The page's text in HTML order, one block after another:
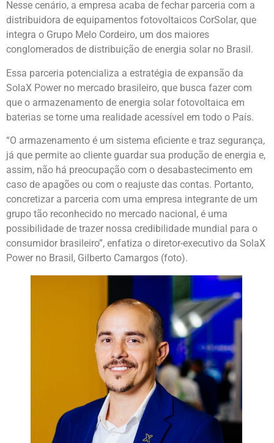
Nesse cenário, a empresa acaba de fechar parceria com a
distribuidora de equipamentos fotovoltaicos CorSolar, que
integra o Grupo Melo Cordeiro, um dos maiores
conglomerados de distribuição de energia solar no Brasil.
Essa parceria potencializa a estratégia de expansão da
SolaX Power no mercado brasileiro, que busca fazer com
que o armazenamento de energia solar fotovoltaica em
baterias se torne uma realidade acessível em todo o País.
“O armazenamento é um sistema eficiente e traz segurança,
já que permite ao cliente guardar sua produção de energia e,
assim, não há preocupação com o desabastecimento em
caso de apagões ou com o reajuste das contas. Portanto,
concretizar a parceria com uma empresa integrante de um
grupo tão reconhecido no mercado nacional, é uma
possibilidade de trazer nossa credibilidade mundial para o
consumidor brasileiro”, enfatiza o diretor-executivo da SolaX
Power no Brasil, Gilberto Camargos (foto).